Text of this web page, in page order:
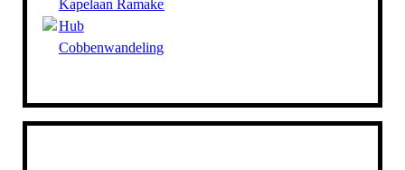
Kapelaan Ramakers Toespraak
Hub
Cobbenwandeling.pdf